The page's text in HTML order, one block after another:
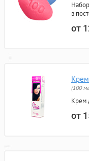
в
от
(100
Крем
от